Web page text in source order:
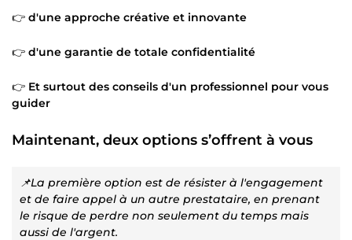
👉 d'une approche créative et innovante
👉 d'une garantie de totale confidentialité
👉 Et surtout des conseils d'un professionnel pour vous
guider
Maintenant, deux options s’offrent à vous
📌La première option est de résister à l'engagement
et de faire appel à un autre prestataire, en prenant
le risque de perdre non seulement du temps mais
aussi de l'argent.